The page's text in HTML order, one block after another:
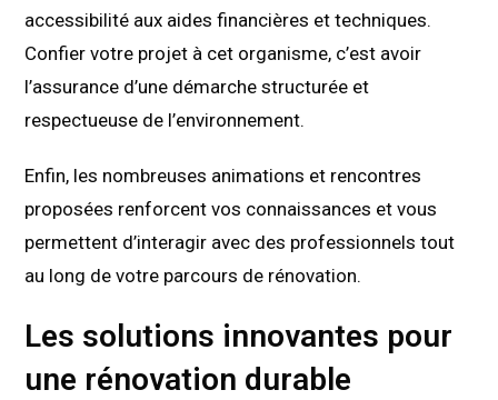
accessibilité aux aides financières et techniques.
Confier votre projet à cet organisme, c’est avoir
l’assurance d’une démarche structurée et
respectueuse de l’environnement.
Enfin, les nombreuses animations et rencontres
proposées renforcent vos connaissances et vous
permettent d’interagir avec des professionnels tout
au long de votre parcours de rénovation.
Les solutions innovantes pour
une rénovation durable